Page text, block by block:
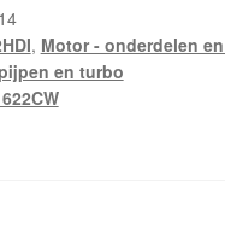
, Motor - onderdelen
en turbo